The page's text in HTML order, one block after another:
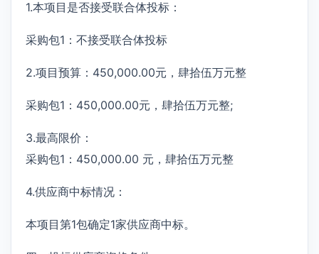
1.本项目是否接受联合体投标：
采购包1：不接受联合体投标
2.项目预算：450,000.00元，肆拾伍万元整
采购包1：450,000.00元，肆拾伍万元整;
3.最高限价：
采购包1：450,000.00 元，肆拾伍万元整
4.供应商中标情况：
本项目第1包确定1家供应商中标。